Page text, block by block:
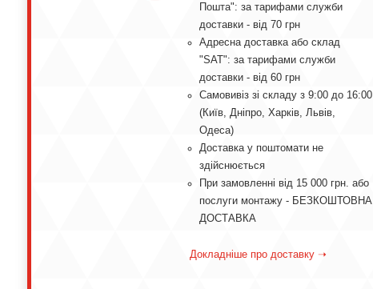
Пошта": за тарифами служби
доставки - від 70 грн
Адресна доставка або склад
"SAT": за тарифами служби
доставки - від 60 грн
Самовивіз зі складу з 9:00 до 16:00
(Київ, Дніпро, Харків, Львів,
Одеса)
Доставка у поштомати не
здійснюється
При замовленні від 15 000 грн. або
послуги монтажу - БЕЗКОШТОВНА
ДОСТАВКА
Докладніше про доставку ➝